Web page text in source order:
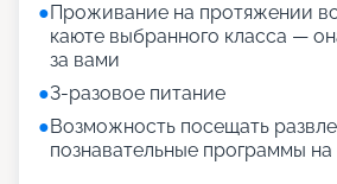
●Проживание на протяжении
каюте выбранного класса —
за вами
●3-разовое питание
●Возможность посещать
познавательные программы